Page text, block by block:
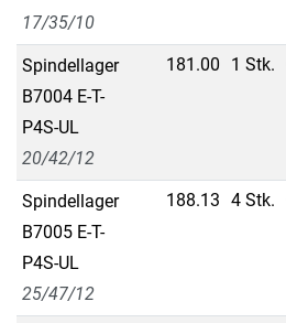
17/35/10
Spindellager
B7004 E-T-
P4S-UL
20/42/12
181.00 1 Stk.
Spindellager
B7005 E-T-
P4S-UL
25/47/12
188.13 4 Stk.